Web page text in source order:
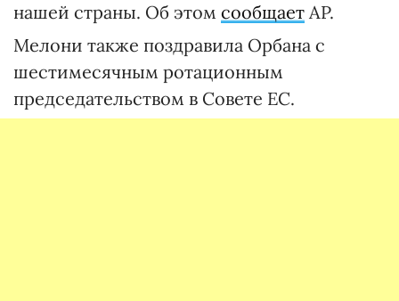
нашей страны. Об этом сообщает AP.
Мелони также поздравила Орбана с
шестимесячным ротационным
председательством в Совете ЕС.